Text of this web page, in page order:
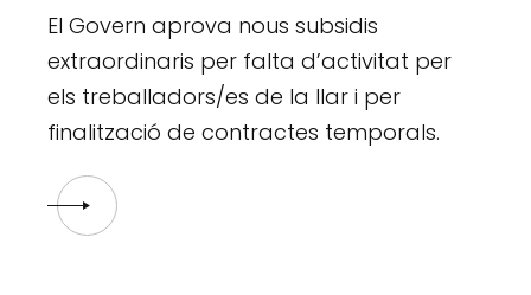
El Govern aprova nous subsidis
extraordinaris per falta d’activitat per
els treballadors/es de la llar i per
finalització de contractes temporals.